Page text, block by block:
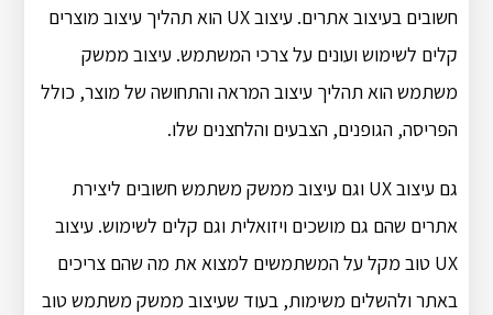
חשובים בעיצוב אתרים. עיצוב UX הוא תהליך עיצוב מוצרים
קלים לשימוש ועונים על צרכי המשתמש. עיצוב ממשק
משתמש הוא תהליך עיצוב המראה והתחושה של מוצר, כולל
הפריסה, הגופנים, הצבעים והלחצנים שלו.
גם עיצוב UX וגם עיצוב ממשק משתמש חשובים ליצירת
אתרים שהם גם מושכים ויזואלית וגם קלים לשימוש. עיצוב
UX טוב מקל על המשתמשים למצוא את מה שהם צריכים
באתר ולהשלים משימות, בעוד שעיצוב ממשק משתמש טוב